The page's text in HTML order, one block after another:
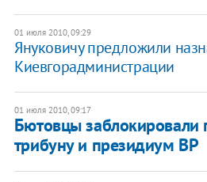
01 июля 2010, 09:29
Януковичу предложили
Киевгорадминистрации
01 июля 2010, 09:17
Бютовцы заблокировали
трибуну и президиум ВР